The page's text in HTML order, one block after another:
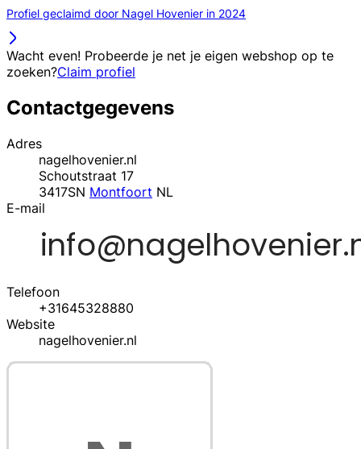
Profiel geclaimd door Nagel Hovenier in 2024
Wacht even! Probeerde je net je eigen webshop op te
zoeken?Claim profiel
Contactgegevens
Adres
nagelhovenier.nl
Schoutstraat 17
3417SN Montfoort NL
E-mail
Telefoon
+31645328880
Website
nagelhovenier.nl